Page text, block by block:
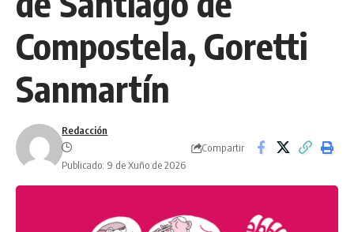
Compostela, Goretti
Sanmartín
Redacción
Publicado: 9 de Xuño de 2026
Compartir